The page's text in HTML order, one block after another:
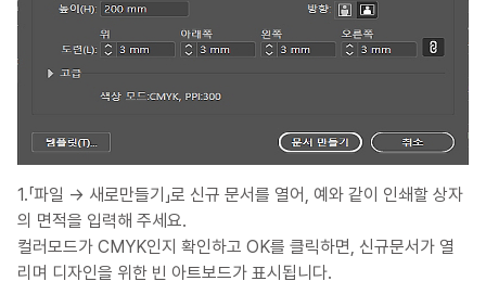
1.「파일 → 새로만들기」로 신규 문서를 열어, 예와 같이 인쇄할 상자
의 면적을 입력해 주세요.
컬러모드가 CMYK인지 확인하고 OK를 클릭하면, 신규문서가 열
리며 디자인을 위한 빈 아트보드가 표시됩니다.